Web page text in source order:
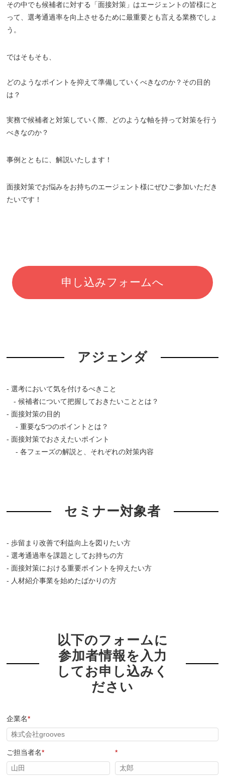
その中でも候補者に対する「面接対策」はエージェントの皆様にと
って、選考通過率を向上させるために最重要とも言える業務でしょ
う。
ではそもそも、
どのようなポイントを抑えて準備していくべきなのか？その目的
は？
実務で候補者と対策していく際、どのような軸を持って対策を行う
べきなのか？
事例とともに、解説いたします！
面接対策でお悩みをお持ちのエージェント様にぜひご参加いただき
たいです！
申し込みフォームへ
アジェンダ
- 選考において気を付けるべきこと
- 候補者について把握しておきたいこととは？
- 面接対策の目的
- 重要な5つのポイントとは？
- 面接対策でおさえたいポイント
- 各フェーズの解説と、それぞれの対策内容
セミナー対象者
- 歩留まり改善で利益向上を図りたい方
- 選考通過率を課題としてお持ちの方
- 面接対策における重要ポイントを抑えたい方
- 人材紹介事業を始めたばかりの方
以下のフォームに
参加者情報を入力
してお申し込みく
ださい
*
企業名
*
ご担当者名 *